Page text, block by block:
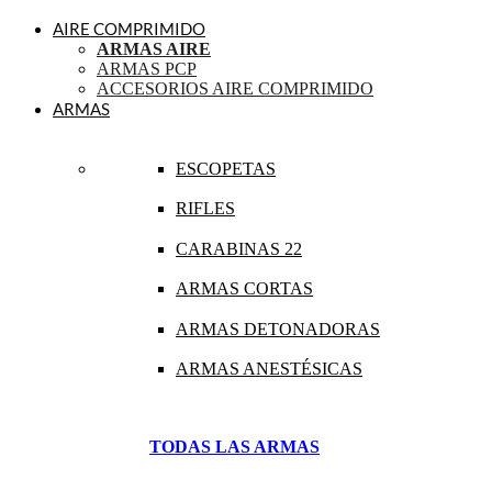
AIRE COMPRIMIDO
ARMAS AIRE
ARMAS PCP
ACCESORIOS AIRE COMPRIMIDO
ARMAS
ESCOPETAS
RIFLES
CARABINAS 22
ARMAS CORTAS
ARMAS DETONADORAS
ARMAS ANESTÉSICAS
TODAS LAS ARMAS